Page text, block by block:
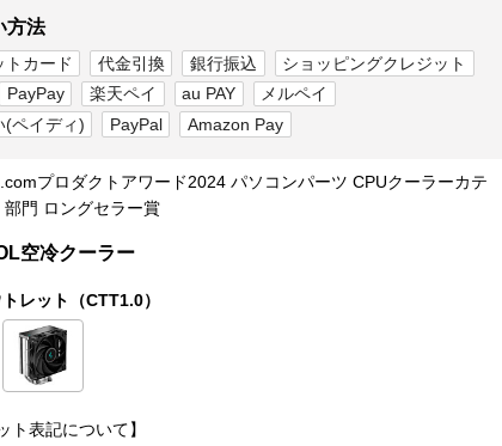
方法
トカード 代金引換 銀行振込
ショッピングクレジット
PayPay 楽天ペイ au PAY
メルペイ
(ペイディ)
PayPal Amazon Pay
プロダクトアワード2024 パソコンパーツ CPUクーラーカテ
部門 ロングセラー賞
空冷クーラー
レット（CTT1.0）
ト表記について】